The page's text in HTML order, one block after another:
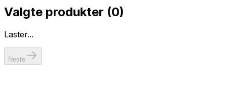
Valgte produkter (0)
Laster...
Neste